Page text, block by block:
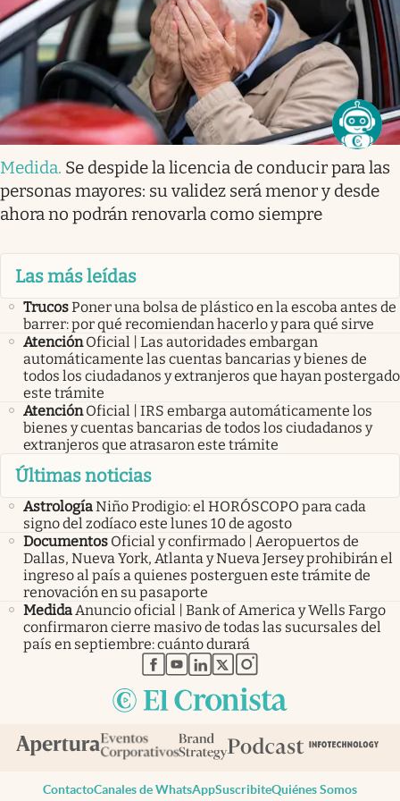
Medida. Se despide la licencia de conducir para las
personas mayores: su validez será menor y desde
ahora no podrán renovarla como siempre
Las más leídas
TrucosPoner una bolsa de plástico en la escoba antes de
barrer: por qué recomiendan hacerlo y para qué sirve
Atención Oficial | Las autoridades embargan
automáticamente las cuentas bancarias y bienes de
todos los ciudadanos y extranjeros que hayan postergado
este trámite
Atención Oficial | IRS embarga automáticamente los
bienes y cuentas bancarias de todos los ciudadanos y
extranjeros que atrasaron este trámite
Últimas noticias
AstrologíaNiño Prodigio: el HORÓSCOPO para cada
signo del zodíaco este lunes 10 de agosto
Documentos Oficial y confirmado | Aeropuertos de
Dallas, Nueva York, Atlanta y Nueva Jersey prohibirán el
ingreso al país a quienes posterguen este trámite de
renovación en su pasaporte
MedidaAnuncio oficial | Bank of America y Wells Fargo
confirmaron cierre masivo de todas las sucursales del
país en septiembre: cuánto durará
abre en nueva pestaña
abre en nueva pestaña
abre en nueva pestaña
abre en nueva pestaña
abre en nueva pestaña
ContactoCanales de WhatsAppSuscribiteQuiénes Somos